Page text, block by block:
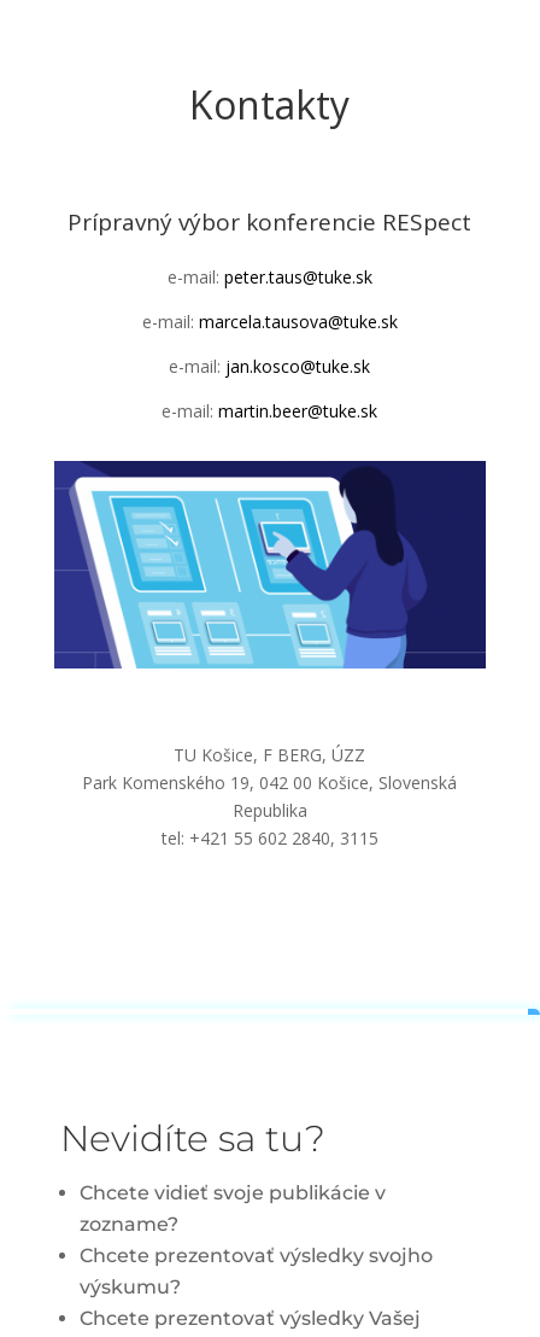
Kontakty
Prípravný výbor konferencie RESpect
e-mail: peter.taus@tuke.sk
e-mail: marcela.tausova@tuke.sk
e-mail: jan.kosco@tuke.sk
e-mail:martin.beer@tuke.sk
TU Košice, F BERG, ÚZZ
Park Komenského 19, 042 00 Košice, Slovenská
Republika
tel: +421 55 602 2840, 3115
Nevidíte sa tu?
Chcete vidieť svoje publikácie v
zozname?
Chcete prezentovať výsledky svojho
výskumu?
Chcete prezentovať výsledky Vašej